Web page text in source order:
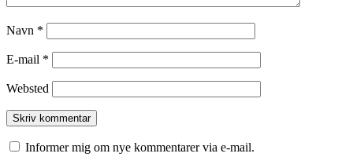
Navn *
E-mail *
Websted
Informer mig om nye kommentarer via e-mail.